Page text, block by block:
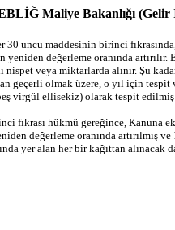
Maliye Bakanlığı
uncu maddesinin birinci
değerleme oranında
veya miktarlarda alınır. Şu
geçerli olmak üzere, o yıl için tespit
virgül ellisekiz) olarak tespit
fıkrası hükmü gereğince,
değerleme oranında
yer alan her bir kağıttan